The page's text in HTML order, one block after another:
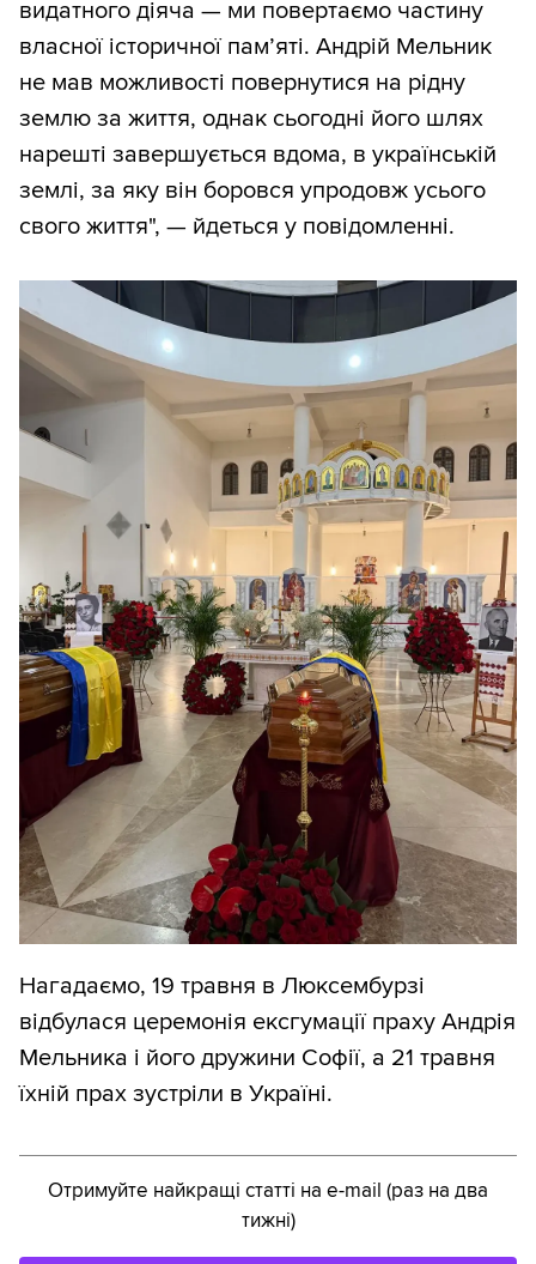
видатного діяча — ми повертаємо частину
власної історичної пам’яті. Андрій Мельник
не мав можливості повернутися на рідну
землю за життя, однак сьогодні його шлях
нарешті завершується вдома, в українській
землі, за яку він боровся упродовж усього
свого життя", — йдеться у повідомленні.
Нагадаємо, 19 травня в Люксембурзі
відбулася церемонія ексгумації праху Андрія
Мельника і його дружини Софії, а 21 травня
їхній прах зустріли в Україні.
Отримуйте найкращі статті на e-mail (раз на два
тижні)